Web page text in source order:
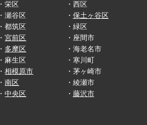
・栄区
・瀬谷区
・都筑区
・西区
・ 保土ヶ谷区
・緑区
・宮前区
・ 多摩区
・麻生区
・相模原市
・南区
・中央区
・座間市
・海老名市
・寒川町
・茅ヶ崎市
・綾瀬市
・ 藤沢市